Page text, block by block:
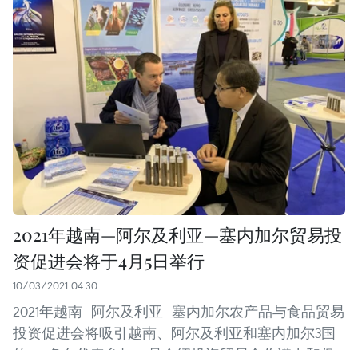
2021年越南—阿尔及利亚—塞内加尔贸易投
资促进会将于4月5日举行
10/03/2021 04:30
2021年越南—阿尔及利亚—塞内加尔农产品与食品贸易
投资促进会将吸引越南、阿尔及利亚和塞内加尔3国